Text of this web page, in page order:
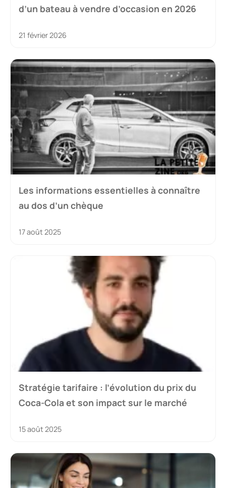
d’un bateau à vendre d’occasion en 2026
21 février 2026
Les informations essentielles à connaître
au dos d’un chèque
17 août 2025
Stratégie tarifaire : l’évolution du prix du
Coca-Cola et son impact sur le marché
15 août 2025